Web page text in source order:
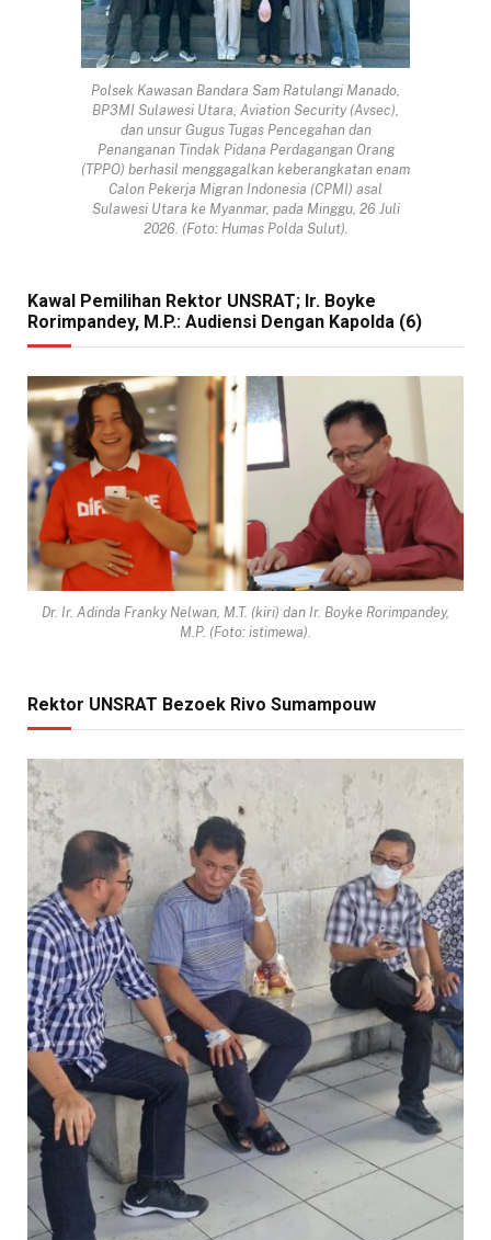
Polsek Kawasan Bandara Sam Ratulangi Manado,
BP3MI Sulawesi Utara, Aviation Security (Avsec),
dan unsur Gugus Tugas Pencegahan dan
Penanganan Tindak Pidana Perdagangan Orang
(TPPO) berhasil menggagalkan keberangkatan enam
Calon Pekerja Migran Indonesia (CPMI) asal
Sulawesi Utara ke Myanmar, pada Minggu, 26 Juli
2026. (Foto: Humas Polda Sulut).
Kawal Pemilihan Rektor UNSRAT; Ir. Boyke
Rorimpandey, M.P.: Audiensi Dengan Kapolda (6)
Dr. Ir. Adinda Franky Nelwan, M.T. (kiri) dan Ir. Boyke Rorimpandey,
M.P. (Foto: istimewa).
Rektor UNSRAT Bezoek Rivo Sumampouw